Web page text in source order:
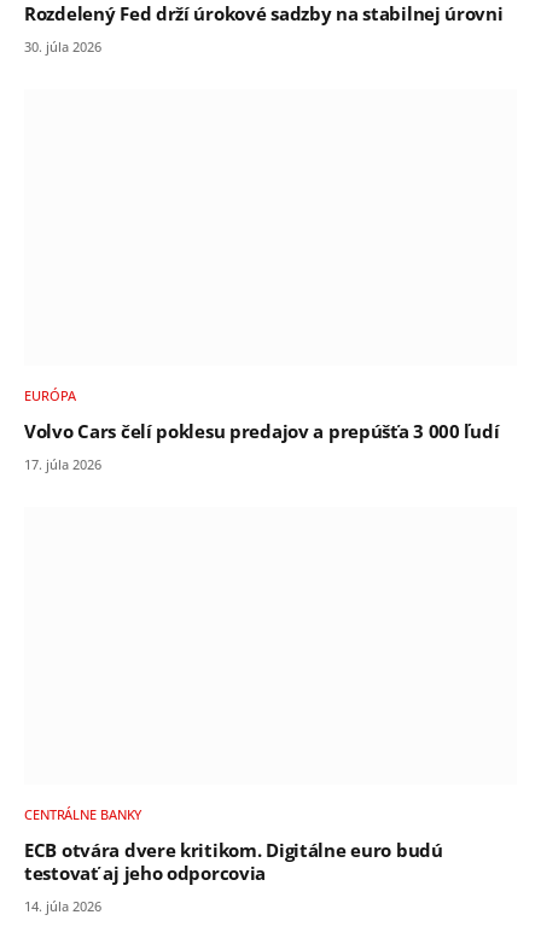
Rozdelený Fed drží úrokové sadzby na stabilnej úrovni
30. júla 2026
EURÓPA
Volvo Cars čelí poklesu predajov a prepúšťa 3 000 ľudí
17. júla 2026
CENTRÁLNE BANKY
ECB otvára dvere kritikom. Digitálne euro budú
testovať aj jeho odporcovia
14. júla 2026